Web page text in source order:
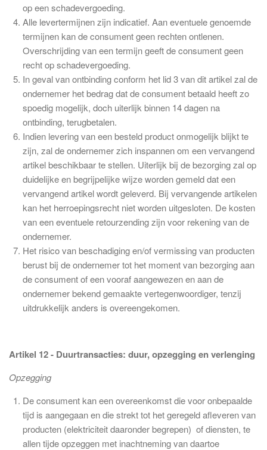
op een schadevergoeding.
Alle levertermijnen zijn indicatief. Aan eventuele genoemde
termijnen kan de consument geen rechten ontlenen.
Overschrijding van een termijn geeft de consument geen
recht op schadevergoeding.
In geval van ontbinding conform het lid 3 van dit artikel zal de
ondernemer het bedrag dat de consument betaald heeft zo
spoedig mogelijk, doch uiterlijk binnen 14 dagen na
ontbinding, terugbetalen.
Indien levering van een besteld product onmogelijk blijkt te
zijn, zal de ondernemer zich inspannen om een vervangend
artikel beschikbaar te stellen. Uiterlijk bij de bezorging zal op
duidelijke en begrijpelijke wijze worden gemeld dat een
vervangend artikel wordt geleverd. Bij vervangende artikelen
kan het herroepingsrecht niet worden uitgesloten. De kosten
van een eventuele retourzending zijn voor rekening van de
ondernemer.
Het risico van beschadiging en/of vermissing van producten
berust bij de ondernemer tot het moment van bezorging aan
de consument of een vooraf aangewezen en aan de
ondernemer bekend gemaakte vertegenwoordiger, tenzij
uitdrukkelijk anders is overeengekomen.
Artikel 12 - Duurtransacties: duur, opzegging en verlenging
Opzegging
De consument kan een overeenkomst die voor onbepaalde
tijd is aangegaan en die strekt tot het geregeld afleveren van
producten (elektriciteit daaronder begrepen) of diensten, te
allen tijde opzeggen met inachtneming van daartoe